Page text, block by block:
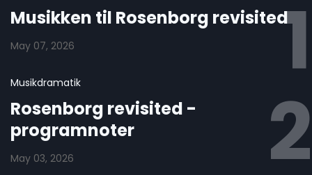
Musikken til Rosenborg revisited
May 07, 2026
Musikdramatik
Rosenborg revisited -
programnoter
May 03, 2026